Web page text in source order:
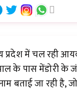
प्रदेश में चल रही
के पास मेंडोरी के
बताई जा रही है,